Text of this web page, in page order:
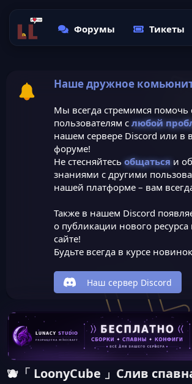
Форумы Тикеты
Наше дружное
Мы всегда стремимся помочь
пользователям с любой
нашем сервере Discord или в
форуме!
Не стесняйтесь общатьсяи
знаниями с другими
нашей платформе – вам
Также в нашем Discord
о публикации нового
сайте!
Будьте всегда в курсе
Наш сервер Discord
🫐「 LoonyCube 」Слив